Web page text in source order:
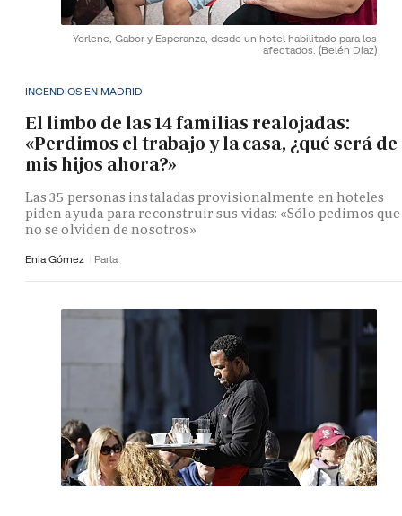
Yorlene, Gabor y Esperanza, desde un hotel habilitado para los
afectados. (Belén Díaz)
INCENDIOS EN MADRID
El limbo de las 14 familias realojadas:
«Perdimos el trabajo y la casa, ¿qué será de
mis hijos ahora?»
Las 35 personas instaladas provisionalmente en hoteles
piden ayuda para reconstruir sus vidas: «Sólo pedimos que
no se olviden de nosotros»
Enia Gómez Parla